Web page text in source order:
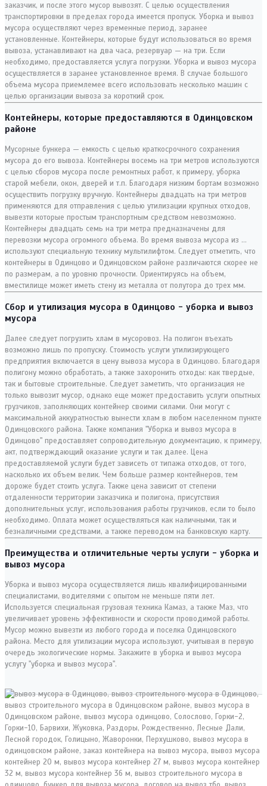
заказчик, и после этого мусор вывозят. С целью осуществления
транспортировки в пределах города имеется пропуск. Уборка и вывоз
мусора осуществляют через временные период, заранее
установленные. Контейнеры, которые будут использоваться во время
вывоза, устанавливают на два часа, резервуар — на три. Если
необходимо, предоставляется услуга погрузки. Уборка и вывоз мусора
осуществляется в заранее установленное время. В случае большого
объема мусора приемлемее всего использовать несколько машин с
целью организации вывоза за короткий срок.
Контейнеры, которые предоставляются в Одинцовском
районе
Мусорные бункера — емкость с целью краткосрочного сохранения
мусора до его вывоза. Контейнеры восемь на три метров используются
с целью сборов мусора после ремонтных работ, к примеру, уборка
старой мебели, окон, дверей и т.п. Благодаря низким бортам возможно
осуществить погрузку вручную. Контейнеры двадцать на три метров
применяются для отправления с целью утилизации крупных отходов,
вывезти которые простым транспортным средством невозможно.
Контейнеры двадцать семь на три метра предназначены для
перевозки мусора огромного объема. Во время вывоза мусора из …
используют специальную технику мультилифтом. Следует отметить, что
контейнеры в Одинцово и Одинцовском районе различаются скорее не
по размерам, а по уровню прочности. Ориентируясь на объем,
вместилище может иметь стену из металла от полутора до трех мм.
Сбор и утилизация мусора в Одинцово - уборка и вывоз
мусора
Далее следует погрузить хлам в мусоровоз. На полигон въехать
возможно лишь по пропуску. Стоимость услуги утилизирующего
предприятия включается в цену вывоза мусора в Одинцово. Благодаря
полигону можно обработать, а также захоронить отходы: как твердые,
так и бытовые строительные. Следует заметить, что организация не
только вывозит мусор, однако еще может предоставить услуги опытных
грузчиков, заполняющих контейнер своими силами. Они могут с
максимальной аккуратностью вынести хлам в любом населенном пункте
Одинцовского района. Также компания "Уборка и вывоз мусора в
Одинцово" предоставляет сопроводительную документацию, к примеру,
акт, подтверждающий оказание услуги и так далее. Цена
предоставляемой услуги будет зависеть от типажа отходов, от того,
насколько их объем велик. Чем больше размер контейнеров, тем
дороже будет стоить услуга. Также цена зависит от степени
отдаленности территории заказчика и полигона, присутствия
дополнительных услуг, использования работы грузчиков, если то было
необходимо. Оплата может осуществляться как наличными, так и
безналичными средствами, а также переводом на банковскую карту.
Преимущества и отличительные черты услуги - уборка и
вывоз мусора
Уборка и вывоз мусора осуществляется лишь квалифицированными
специалистами, водителями с опытом не меньше пяти лет.
Используется специальная грузовая техника Камаз, а также Маз, что
увеличивает уровень эффективности и скорости проводимой работы.
Мусор можно вывезти из любого города и поселка Одинцовского
района. Место для утилизации мусора используют, учитывая в первую
очередь экологические нормы. Закажите в уборка и вывоз мусора
услугу "уборка и вывоз мусора".